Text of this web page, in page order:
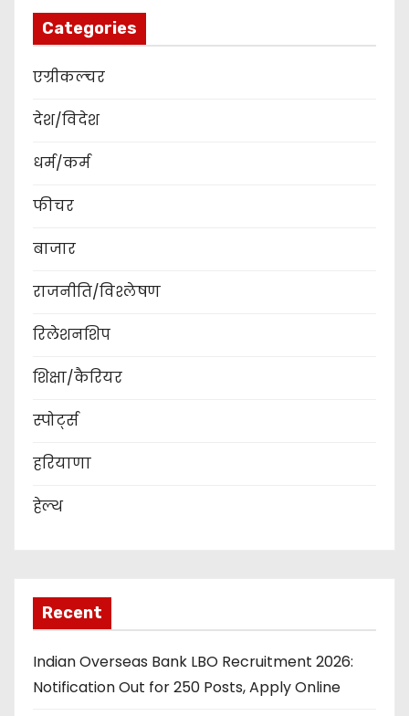
Categories
एग्रीकल्चर
देश/विदेश
धर्म/कर्म
फीचर
बाजार
राजनीति/विश्लेषण
रिलेशनशिप
शिक्षा/कैरियर
स्पोर्ट्स
हरियाणा
हेल्थ
Recent
Indian Overseas Bank LBO Recruitment 2026:
Notification Out for 250 Posts, Apply Online